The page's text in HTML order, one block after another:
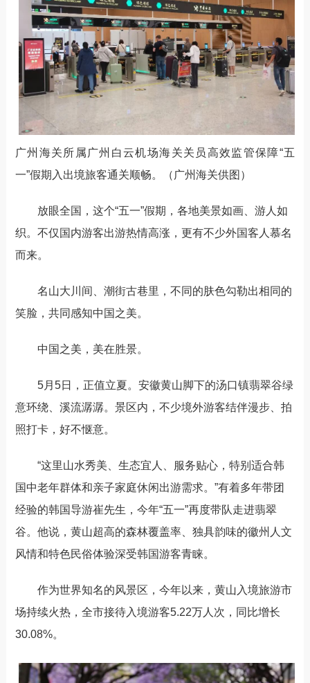
广州海关所属广州白云机场海关关员高效监管保障“五
一”假期入出境旅客通关顺畅。（广州海关供图）
放眼全国，这个“五一”假期，各地美景如画、游人如
织。不仅国内游客出游热情高涨，更有不少外国客人慕名
而来。
名山大川间、潮街古巷里，不同的肤色勾勒出相同的
笑脸，共同感知中国之美。
中国之美，美在胜景。
5月5日，正值立夏。安徽黄山脚下的汤口镇翡翠谷绿
意环绕、溪流潺潺。景区内，不少境外游客结伴漫步、拍
照打卡，好不惬意。
“这里山水秀美、生态宜人、服务贴心，特别适合韩
国中老年群体和亲子家庭休闲出游需求。”有着多年带团
经验的韩国导游崔先生，今年“五一”再度带队走进翡翠
谷。他说，黄山超高的森林覆盖率、独具韵味的徽州人文
风情和特色民俗体验深受韩国游客青睐。
作为世界知名的风景区，今年以来，黄山入境旅游市
场持续火热，全市接待入境游客5.22万人次，同比增长
30.08%。